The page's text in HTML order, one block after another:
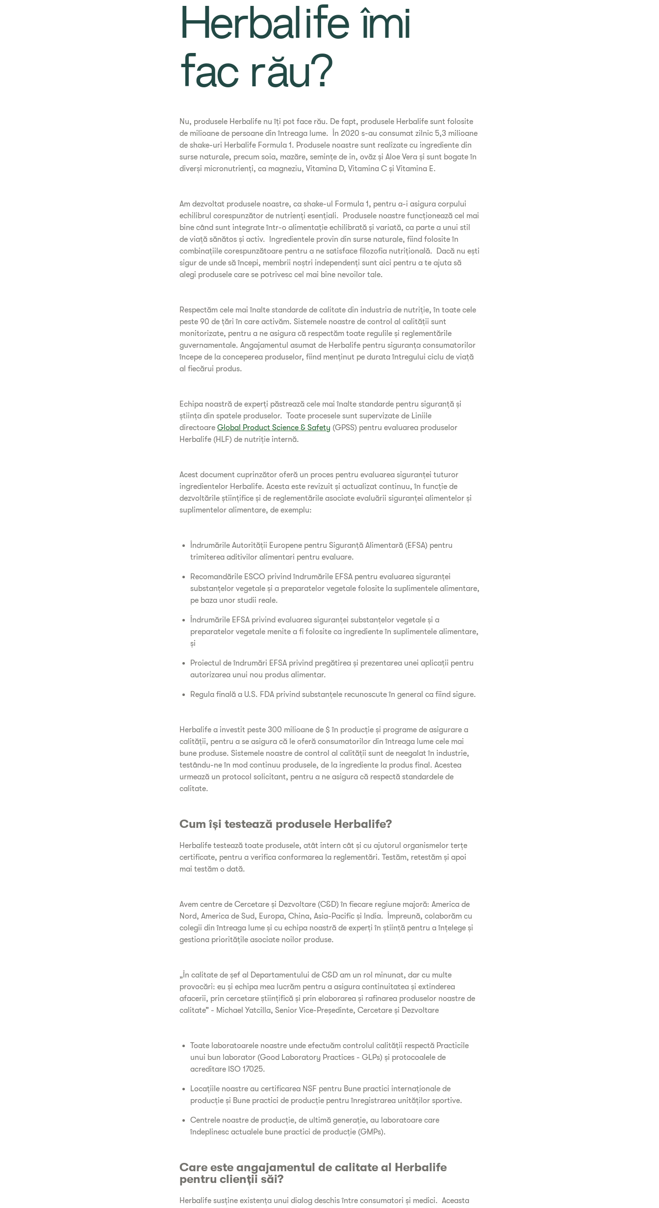
Herbalife îmi
fac rău?
Nu, produsele Herbalife nu îți pot face rău. De fapt, produsele Herbalife sunt folosite
de milioane de persoane din întreaga lume. În 2020 s-au consumat zilnic 5,3 milioane
de shake-uri Herbalife Formula 1. Produsele noastre sunt realizate cu ingrediente din
surse naturale, precum soia, mazăre, semințe de in, ovăz și Aloe Vera și sunt bogate în
diverși micronutrienți, ca magneziu, Vitamina D, Vitamina C și Vitamina E.
Am dezvoltat produsele noastre, ca shake-ul Formula 1, pentru a-i asigura corpului
echilibrul corespunzător de nutrienți esențiali. Produsele noastre funcționează cel mai
bine când sunt integrate într-o alimentație echilibrată și variată, ca parte a unui stil
de viață sănătos și activ. Ingredientele provin din surse naturale, fiind folosite în
combinațiile corespunzătoare pentru a ne satisface filozofia nutrițională. Dacă nu ești
sigur de unde să începi, membrii noștri independenți sunt aici pentru a te ajuta să
alegi produsele care se potrivesc cel mai bine nevoilor tale.
Respectăm cele mai înalte standarde de calitate din industria de nutriție, în toate cele
peste 90 de țări în care activăm. Sistemele noastre de control al calității sunt
monitorizate, pentru a ne asigura că respectăm toate regulile și reglementările
guvernamentale. Angajamentul asumat de Herbalife pentru siguranța consumatorilor
începe de la conceperea produselor, fiind menținut pe durata întregului ciclu de viață
al fiecărui produs.
Echipa noastră de experți păstrează cele mai înalte standarde pentru siguranță și
știința din spatele produselor. Toate procesele sunt supervizate de Liniile
directoare Global Product Science & Safety (GPSS) pentru evaluarea produselor
Herbalife (HLF) de nutriție internă.
Acest document cuprinzător oferă un proces pentru evaluarea siguranței tuturor
ingredientelor Herbalife. Acesta este revizuit și actualizat continuu, în funcție de
dezvoltările științifice și de reglementările asociate evaluării siguranței alimentelor și
suplimentelor alimentare, de exemplu:
Îndrumările Autorității Europene pentru Siguranță Alimentară (EFSA) pentru
trimiterea aditivilor alimentari pentru evaluare.
Recomandările ESCO privind îndrumările EFSA pentru evaluarea siguranței
substanțelor vegetale și a preparatelor vegetale folosite la suplimentele alimentare,
pe baza unor studii reale.
Îndrumările EFSA privind evaluarea siguranței substanțelor vegetale și a
preparatelor vegetale menite a fi folosite ca ingrediente în suplimentele alimentare,
și
Proiectul de îndrumări EFSA privind pregătirea și prezentarea unei aplicații pentru
autorizarea unui nou produs alimentar.
Regula finală a U.S. FDA privind substanțele recunoscute în general ca fiind sigure.
Herbalife a investit peste 300 milioane de $ în producție și programe de asigurare a
calității, pentru a se asigura că le oferă consumatorilor din întreaga lume cele mai
bune produse. Sistemele noastre de control al calității sunt de neegalat în industrie,
testându-ne în mod continuu produsele, de la ingrediente la produs final. Acestea
urmează un protocol solicitant, pentru a ne asigura că respectă standardele de
calitate.
Cum își testează produsele Herbalife?
Herbalife testează toate produsele, atât intern cât și cu ajutorul organismelor terțe
certificate, pentru a verifica conformarea la reglementări. Testăm, retestăm și apoi
mai testăm o dată.
Avem centre de Cercetare și Dezvoltare (C&D) în fiecare regiune majoră: America de
Nord, America de Sud, Europa, China, Asia-Pacific și India. Împreună, colaborăm cu
colegii din întreaga lume și cu echipa noastră de experți în știință pentru a înțelege și
gestiona prioritățile asociate noilor produse.
„În calitate de șef al Departamentului de C&D am un rol minunat, dar cu multe
provocări: eu și echipa mea lucrăm pentru a asigura continuitatea și extinderea
afacerii, prin cercetare științifică și prin elaborarea și rafinarea produselor noastre de
calitate” - Michael Yatcilla, Senior Vice-Președinte, Cercetare și Dezvoltare
Toate laboratoarele noastre unde efectuăm controlul calității respectă Practicile
unui bun laborator (Good Laboratory Practices - GLPs) și protocoalele de
acreditare ISO 17025.
Locațiile noastre au certificarea NSF pentru Bune practici internaționale de
producție și Bune practici de producție pentru înregistrarea unităților sportive.
Centrele noastre de producție, de ultimă generație, au laboratoare care
îndeplinesc actualele bune practici de producție (GMPs).
Care este angajamentul de calitate al Herbalife
pentru clienții săi?
Herbalife susține existența unui dialog deschis între consumatori și medici. Aceasta